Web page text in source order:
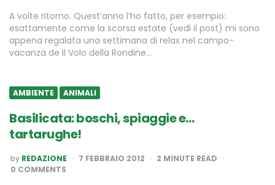
A volte ritorno. Quest’anno l’ho fatto, per esempio:
esattamente come la scorsa estate (vedi il post) mi sono
appena regalata una settimana di relax nel campo-
vacanza de Il Volo della Rondine…
AMBIENTE ANIMALI
Basilicata: boschi, spiaggie e…
tartarughe!
POSTED
BY
by REDAZIONE 7 FEBBRAIO 2012 2 MINUTE READ
0 COMMENTS